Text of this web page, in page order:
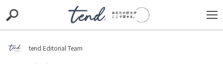
tend Editorial Team